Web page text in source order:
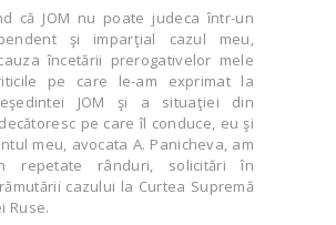
că JOM nu poate judeca într-un
şi imparţial cazul meu,
încetării prerogativelor mele
pe care le-am exprimat la
JOM şi a situaţiei din
pe care îl conduce, eu şi
meu, avocata A. Panicheva, am
repetate rânduri, solicitări în
cazului la Curtea Supremă
Ruse.